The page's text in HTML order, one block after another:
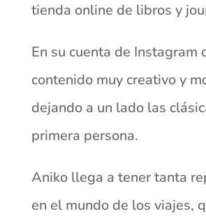
tienda online de libros y
En su cuenta de Instagram
contenido muy creativo y
dejando a un lado las
primera persona.
Aniko llega a tener tanta
en el mundo de los viajes,